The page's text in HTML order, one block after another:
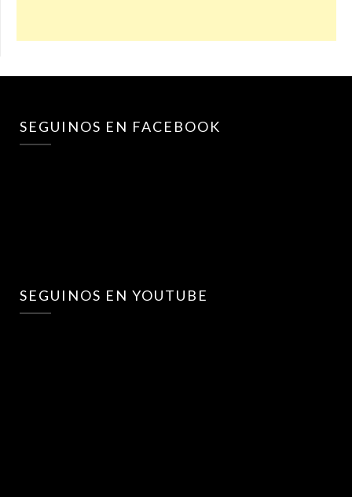
SEGUINOS EN FACEBOOK
SEGUINOS EN YOUTUBE